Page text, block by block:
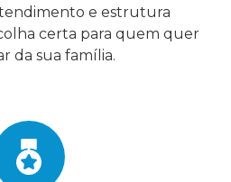
e estrutura
certa para quem quer
da sua família.